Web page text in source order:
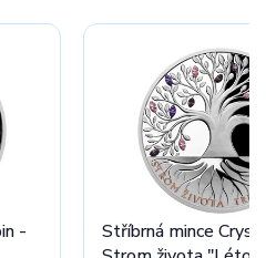
-
Stříbrná mince